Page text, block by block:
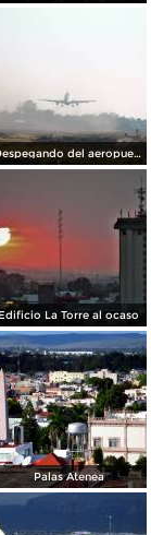
Despegando del aeropuerto de Celaya
Edificio La Torre al ocaso
Palas Atenea